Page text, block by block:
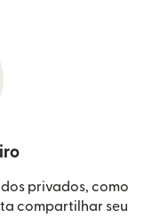
privados, como
compartilhar seu